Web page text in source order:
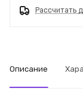
Рассчитать
Описание